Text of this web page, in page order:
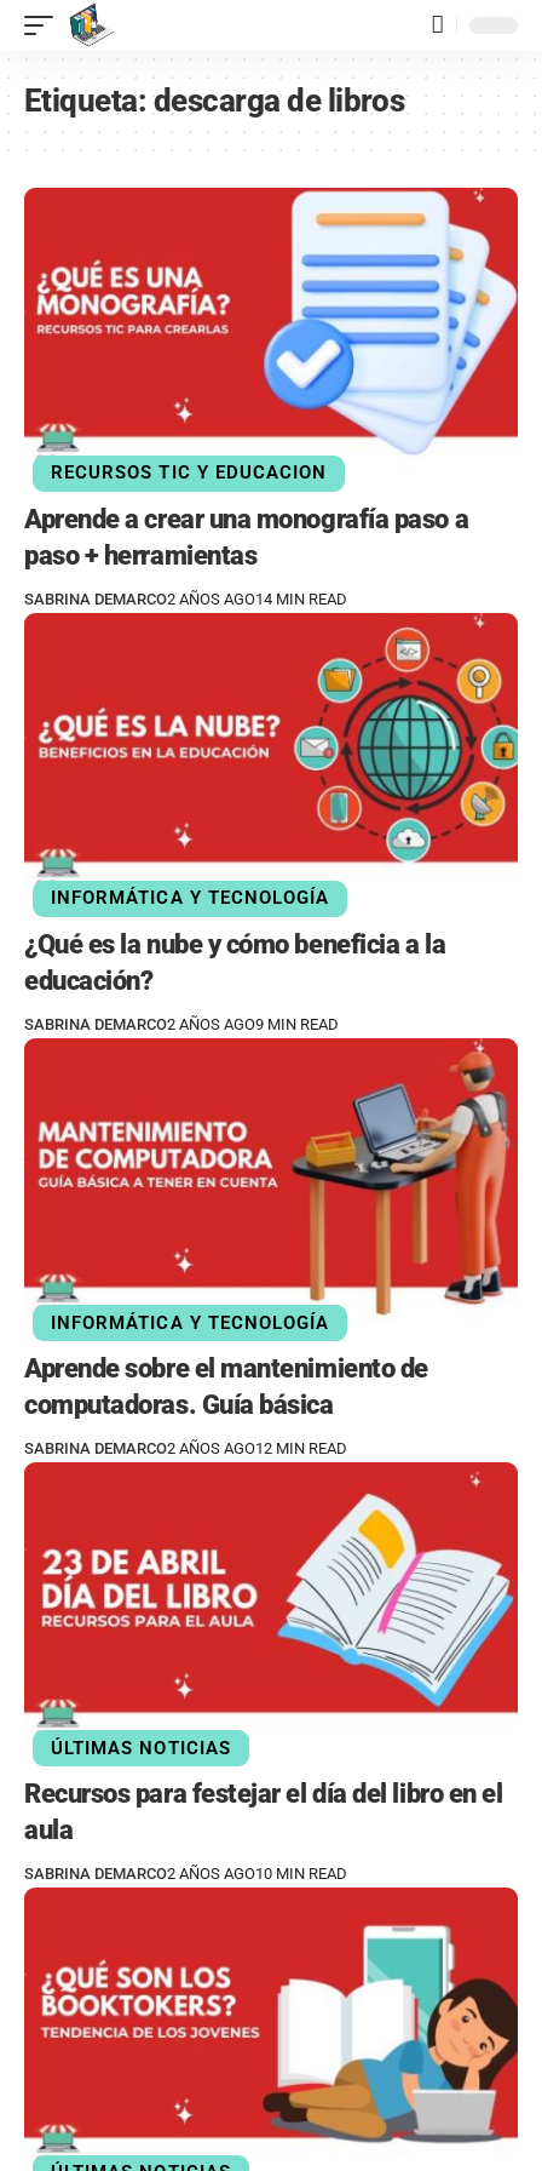
contenido
Etiqueta:descarga de libros
RECURSOS TIC Y EDUCACION
Aprende a crear una monografía paso a
paso + herramientas
SABRINA DEMARCO2 AÑOS AGO14 MIN READ
INFORMÁTICA Y TECNOLOGÍA
¿Qué es la nube y cómo beneficia a la
educación?
SABRINA DEMARCO2 AÑOS AGO9 MIN READ
INFORMÁTICA Y TECNOLOGÍA
Aprende sobre el mantenimiento de
computadoras. Guía básica
SABRINA DEMARCO2 AÑOS AGO12 MIN READ
ÚLTIMAS NOTICIAS
Recursos para festejar el día del libro en el
aula
SABRINA DEMARCO2 AÑOS AGO10 MIN READ